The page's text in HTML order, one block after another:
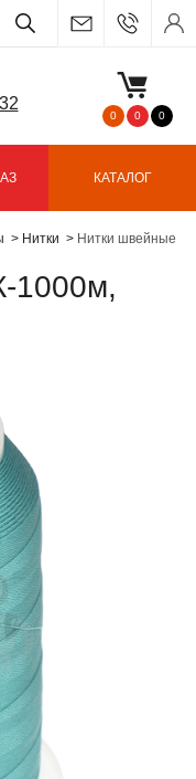
0 0 0
КАТАЛОГ
Нитки Нитки швейные
1000м,